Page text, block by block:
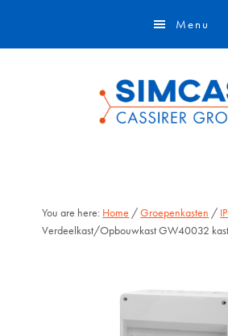
Menu
You are here: Home /Groepenkasten /
Verdeelkast/Opbouwkast GW40032